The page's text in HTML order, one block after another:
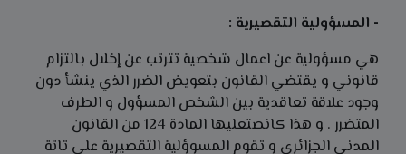
- المسؤولية التقصيرية :
هي مسؤولية عن اعمال شخصية تترتب عن إخلال بالتزام
قانوني و يقتضي القانون بتعويض الضرر الذي ينشأ دون
وجود علاقة تعاقدية بين الشخص المسؤول و الطرف
المتضرر . و هذا كانصتعليها المادة 124 من القانون
المدني الجزائري و تقوم المسوؤلية التقصيرية على ثاثة